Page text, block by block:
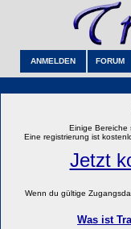
ANMELDEN FORUM
Einige Bereiche
Eine registrierung ist
Jetzt
Wenn du gültige
Was ist